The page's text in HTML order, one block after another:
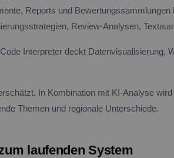
Reports und Bewertungssammlungen
Review-Analysen,
Interpreter deckt Datenvisualisierung,
In Kombination mit KI-Analyse
Themen und regionale Unterschiede.
laufenden System